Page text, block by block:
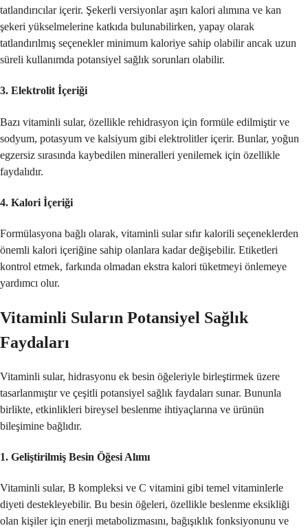
tatlandırıcılar içerir. Şekerli versiyonlar aşırı kalori alımına ve kan
şekeri yükselmelerine katkıda bulunabilirken, yapay olarak
tatlandırılmış seçenekler minimum kaloriye sahip olabilir ancak uzun
süreli kullanımda potansiyel sağlık sorunları olabilir.
3. Elektrolit İçeriği
Bazı vitaminli sular, özellikle rehidrasyon için formüle edilmiştir ve
sodyum, potasyum ve kalsiyum gibi elektrolitler içerir. Bunlar, yoğun
egzersiz sırasında kaybedilen mineralleri yenilemek için özellikle
faydalıdır.
4. Kalori İçeriği
Formülasyona bağlı olarak, vitaminli sular sıfır kalorili seçeneklerden
önemli kalori içeriğine sahip olanlara kadar değişebilir. Etiketleri
kontrol etmek, farkında olmadan ekstra kalori tüketmeyi önlemeye
yardımcı olur.
Vitaminli Suların Potansiyel Sağlık
Faydaları
Vitaminli sular, hidrasyonu ek besin öğeleriyle birleştirmek üzere
tasarlanmıştır ve çeşitli potansiyel sağlık faydaları sunar. Bununla
birlikte, etkinlikleri bireysel beslenme ihtiyaçlarına ve ürünün
bileşimine bağlıdır.
1. Geliştirilmiş Besin Öğesi Alımı
Vitaminli sular, B kompleksi ve C vitamini gibi temel vitaminlerle
diyeti destekleyebilir. Bu besin öğeleri, özellikle beslenme eksikliği
olan kişiler için enerji metabolizmasını, bağışıklık fonksiyonunu ve